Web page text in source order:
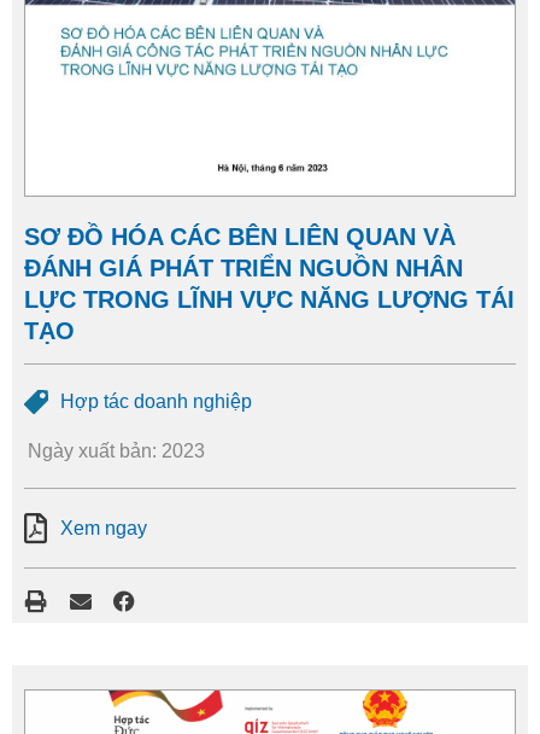
SƠ ĐỒ HÓA CÁC BÊN LIÊN QUAN VÀ
ĐÁNH GIÁ PHÁT TRIỂN NGUỒN NHÂN
LỰC TRONG LĨNH VỰC NĂNG LƯỢNG TÁI
TẠO
Hợp tác doanh nghiệp
Ngày xuất bản: 2023
Xem ngay